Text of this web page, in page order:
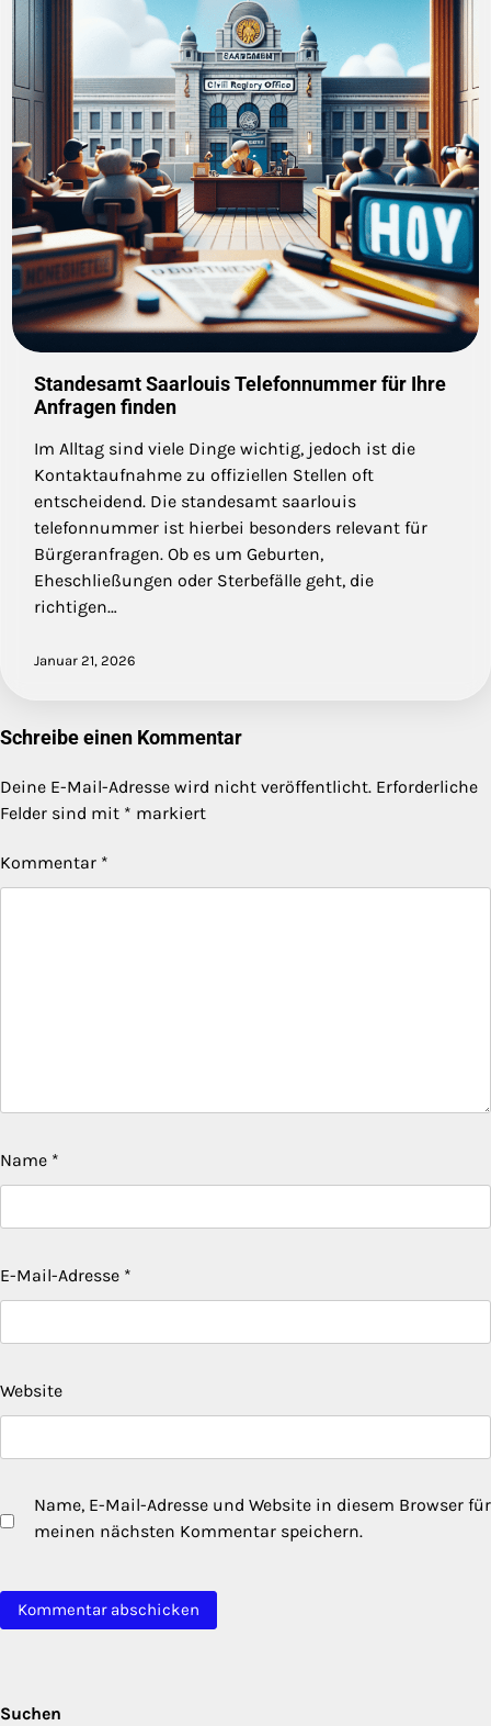
Standesamt Saarlouis Telefonnummer für Ihre
Anfragen finden
Im Alltag sind viele Dinge wichtig, jedoch ist die
Kontaktaufnahme zu offiziellen Stellen oft
entscheidend. Die standesamt saarlouis
telefonnummer ist hierbei besonders relevant für
Bürgeranfragen. Ob es um Geburten,
Eheschließungen oder Sterbefälle geht, die
richtigen…
Januar 21, 2026
Schreibe einen Kommentar
Deine E-Mail-Adresse wird nicht veröffentlicht. Erforderliche
Felder sind mit * markiert
Kommentar *
Name *
E-Mail-Adresse *
Website
Name, E-Mail-Adresse und Website in diesem Browser für
meinen nächsten Kommentar speichern.
Suchen